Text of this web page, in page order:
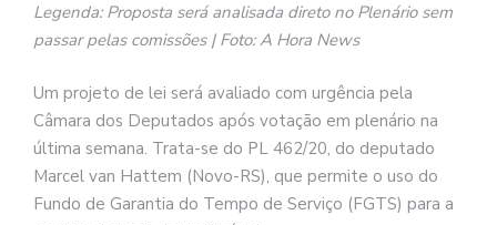
Legenda: Proposta será analisada direto no Plenário sem
passar pelas comissões | Foto: A Hora News
Um projeto de lei será avaliado com urgência pela
Câmara dos Deputados após votação em plenário na
última semana. Trata-se do PL 462/20, do deputado
Marcel van Hattem (Novo-RS), que permite o uso do
Fundo de Garantia do Tempo de Serviço (FGTS) para a